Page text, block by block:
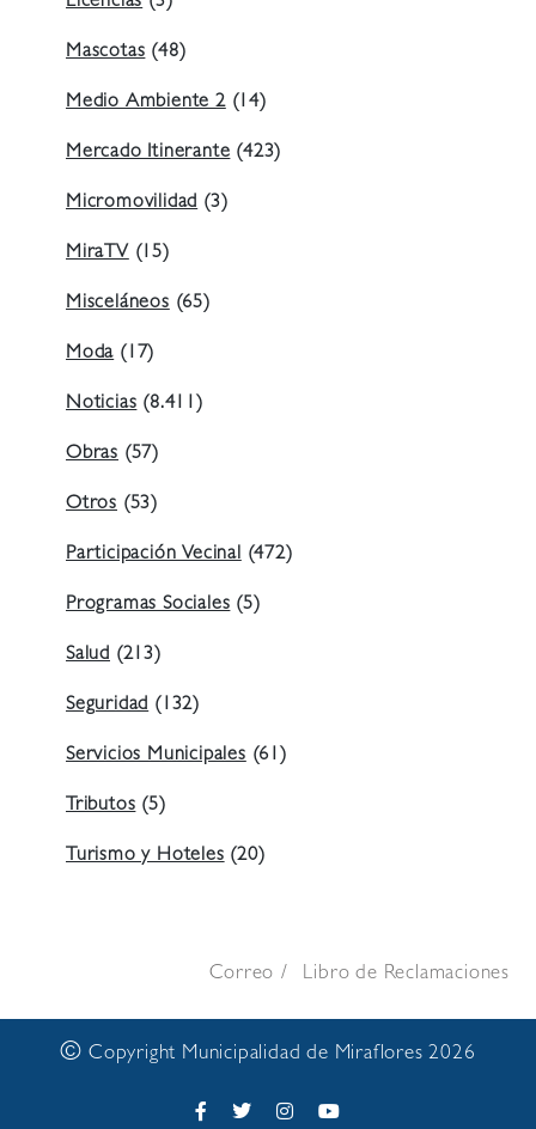
Mascotas(48)
Medio Ambiente 2(14)
Mercado Itinerante(423)
Micromovilidad(3)
MiraTV(15)
Misceláneos(65)
Moda(17)
Noticias(8.411)
Obras (57)
Otros (53)
Participación Vecinal(472)
Programas Sociales(5)
Salud (213)
Seguridad(132)
Servicios Municipales(61)
Tributos(5)
Turismo y Hoteles(20)
Correo Libro de Reclamaciones
© Copyright Municipalidad de Miraflores 2026